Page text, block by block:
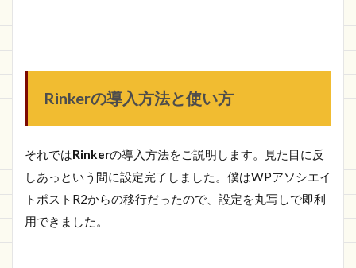
Rinkerの導入方法と使い方
それではRinkerの導入方法をご説明します。見た目に反
しあっという間に設定完了しました。僕はWPアソシエイ
トポストR2からの移行だったので、設定を丸写しで即利
用できました。